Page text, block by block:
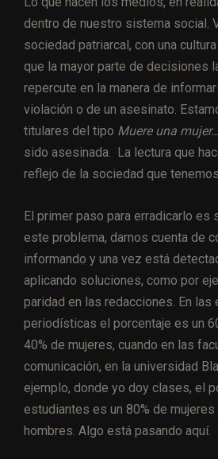
dentro de nuestro sistema social.
sociedad patriarcal, con una
que la mayor parte de decisiones
repercute en la manera de
violación o de un asesinato.
titulares del tipo Muere una mujer…
sido asesinada. La lectura que
reflejo de la sociedad que
El primer paso para erradicarlo es
este problema, darnos cuenta de
informando y una vez está
aplicando soluciones, como por
paridad en las redacciones. En las
periodísticas el porcentaje es un
40% de mujeres, cuando en las
comunicación, en la universidad
ejemplo, donde yo doy clases, el
estudiantes es un 80% de mujeres
hombres. Algo está pasando aquí.